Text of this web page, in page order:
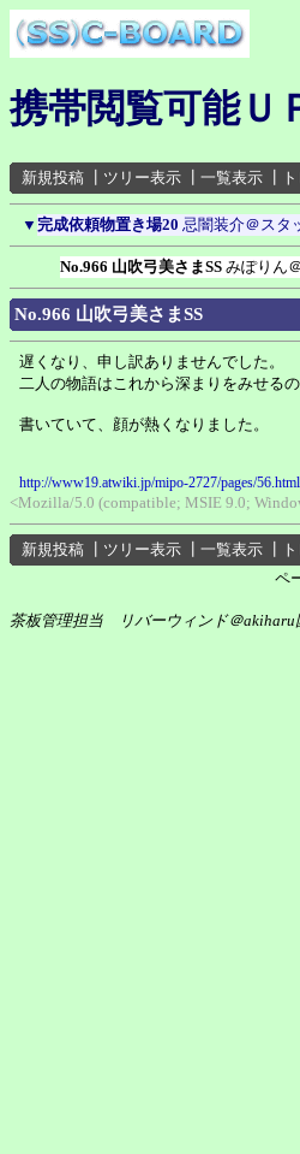
携帯閲覧可能Ｕ
新規投稿 ツリー表示 一覧表示
▼ 完成依頼物置き場20 忌闇装介＠スタ
No.966 山吹弓美さまSS みぽりん
No.966 山吹弓美さまSS
遅くなり、申し訳ありませんでした。
二人の物語はこれから深まりをみせるの
書いていて、顔が熱くなりました。
http://www19.atwiki.jp/mipo-2727/pages/56.html
<Mozilla/5.0 (compatible; MSIE 9.0;
新規投稿 ツリー表示 一覧表示
ペ
茶板管理担当 リバーウィンド＠akiharu